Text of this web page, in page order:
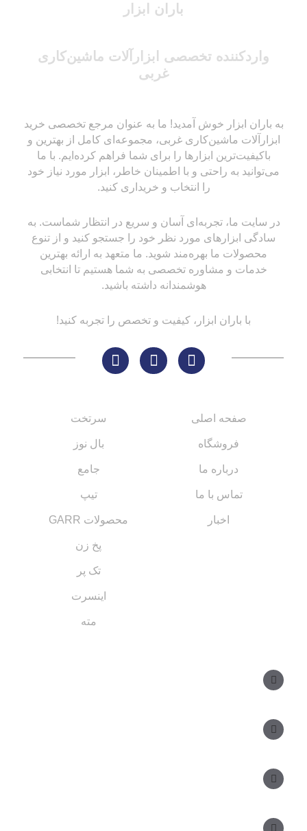
باران ابزار
واردکننده تخصصی ابزارآلات ماشین‌کاری
غربی
به باران ابزار خوش آمدید! ما به عنوان مرجع تخصصی خرید
ابزارآلات ماشین‌کاری غربی، مجموعه‌ای کامل از بهترین و
باکیفیت‌ترین ابزارها را برای شما فراهم کرده‌ایم. با ما
می‌توانید به راحتی و با اطمینان خاطر، ابزار مورد نیاز خود
را انتخاب و خریداری کنید.
در سایت ما، تجربه‌ای آسان و سریع در انتظار شماست. به
سادگی ابزارهای مورد نظر خود را جستجو کنید و از تنوع
محصولات ما بهره‌مند شوید. ما متعهد به ارائه بهترین
خدمات و مشاوره تخصصی به شما هستیم تا انتخابی
هوشمندانه داشته باشید.
با باران ابزار، کیفیت و تخصص را تجربه کنید!
صفحه اصلی
فروشگاه
درباره ما
تماس با ما
اخبار
سرتخت
بال نوز
جامع
تیپ
محصولات GARR
پخ زن
تک پر
اینسرت
مته